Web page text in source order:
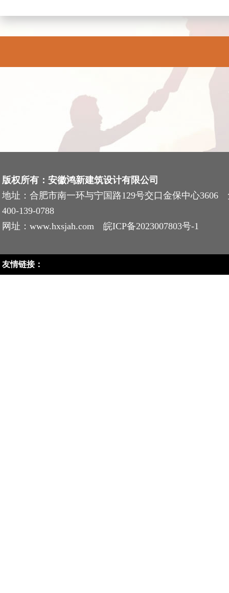
版权所有：安徽鸿新建筑设计有限公司
地址：合肥市南一环与宁国路129号交口金保中心3606
400-139-0788
网址：www.hxsjah.com 皖ICP备2023007803号-1
友情链接：